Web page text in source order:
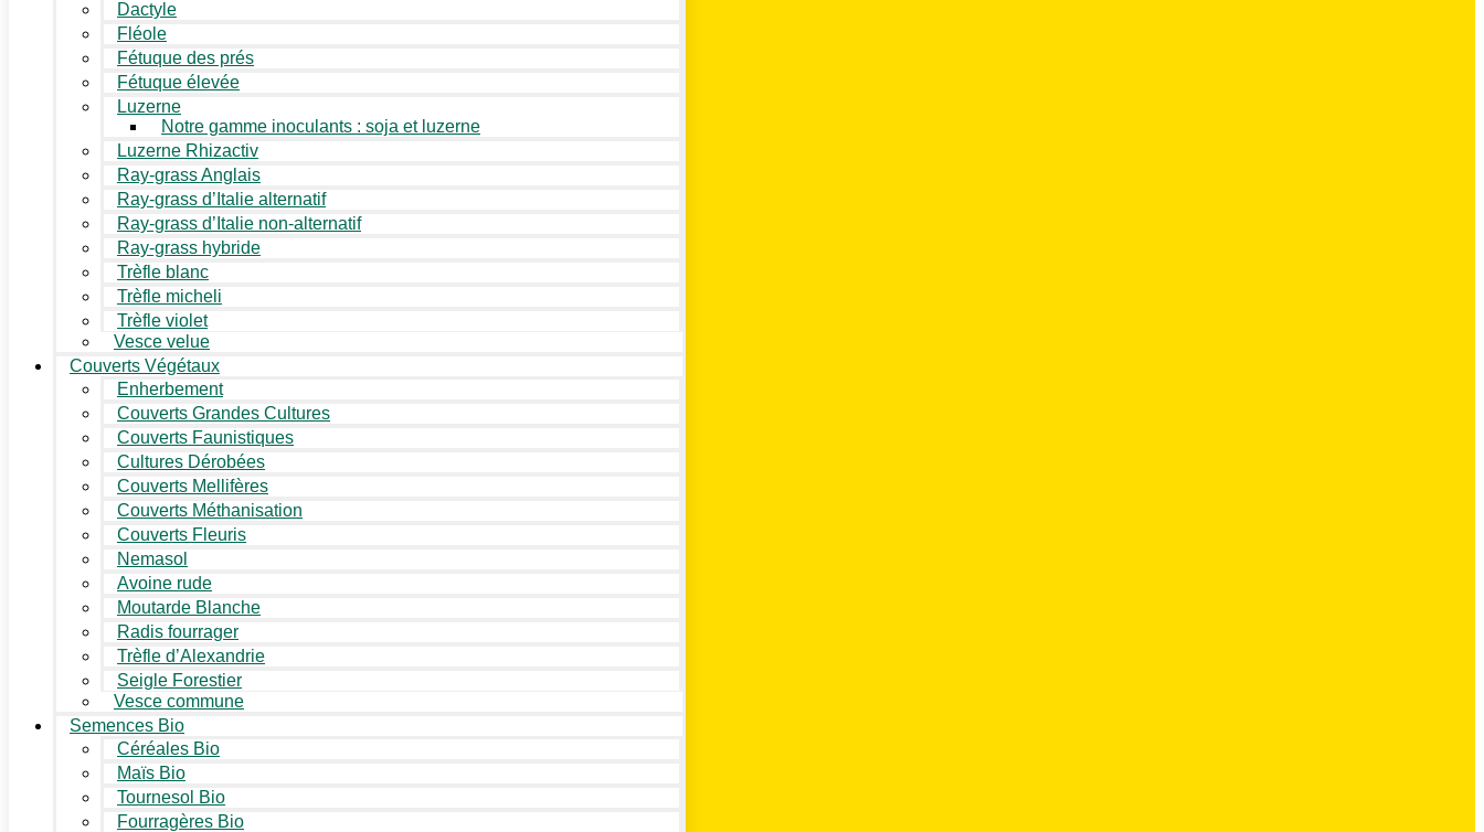
Dactyle
Fléole
Fétuque des prés
Fétuque élevée
Luzerne
Notre gamme inoculants : soja et luzerne
Luzerne Rhizactiv
Ray-grass Anglais
Ray-grass d’Italie alternatif
Ray-grass d’Italie non-alternatif
Ray-grass hybride
Trèfle blanc
Trèfle micheli
Trèfle violet
Vesce velue
Couverts Végétaux
Enherbement
Couverts Grandes Cultures
Couverts Faunistiques
Cultures Dérobées
Couverts Mellifères
Couverts Méthanisation
Couverts Fleuris
Nemasol
Avoine rude
Moutarde Blanche
Radis fourrager
Trèfle d’Alexandrie
Seigle Forestier
Vesce commune
Semences Bio
Céréales Bio
Maïs Bio
Tournesol Bio
Fourragères Bio